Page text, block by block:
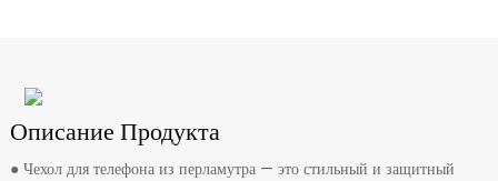
Описание Продукта
● Чехол для телефона из перламутра — это стильный и защитный